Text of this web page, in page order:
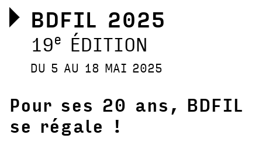
BDFIL 2025
19e ÉDITION
DU 5 AU 18 MAI 2025
Pour ses 20 ans, BDFIL
se régale !